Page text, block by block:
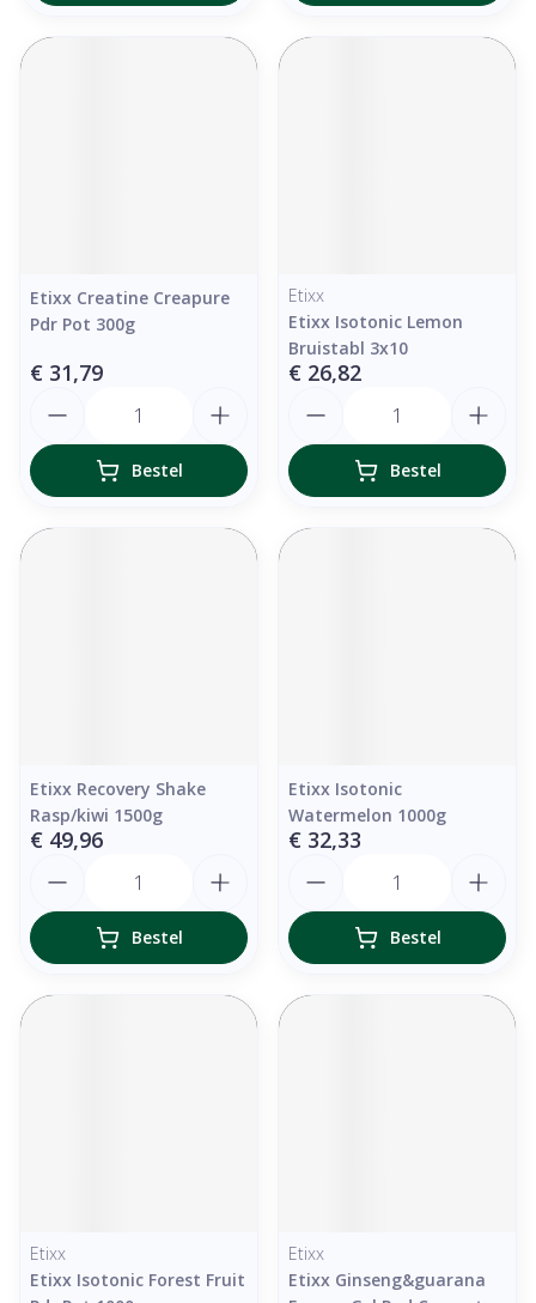
Etixx Creatine Creapure
Pdr Pot 300g
€ 31,79
Bestel
Etixx
Etixx Isotonic Lemon
Bruistabl 3x10
€ 26,82
Bestel
Etixx Recovery Shake
Rasp/kiwi 1500g
€ 49,96
Bestel
Etixx Isotonic
Watermelon 1000g
€ 32,33
Bestel
Etixx
Etixx Isotonic Forest Fruit
Etixx
Etixx Ginseng&guarana